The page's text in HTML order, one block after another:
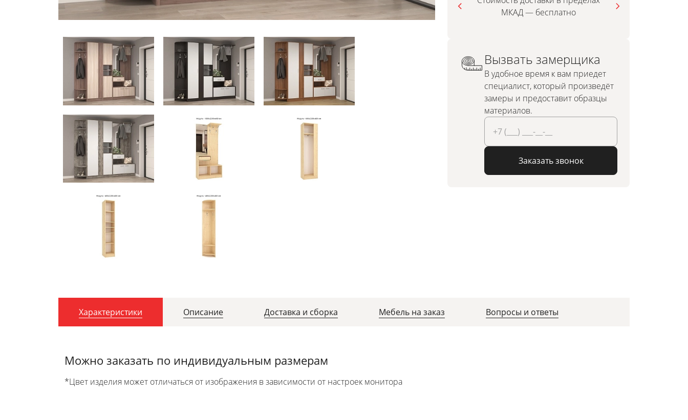
МКАД — бесплатно
Вызвать замерщика
В удобное время к вам приедет
специалист, который произведёт
замеры и предоставит образцы
материалов.
Заказать звонок
Характеристики Описание Доставка и сборка Мебель на заказ Вопросы и ответы
Можно заказать по индивидуальным размерам
*Цвет изделия может отличаться от изображения в зависимости от настроек монитора